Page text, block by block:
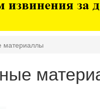
материаллы